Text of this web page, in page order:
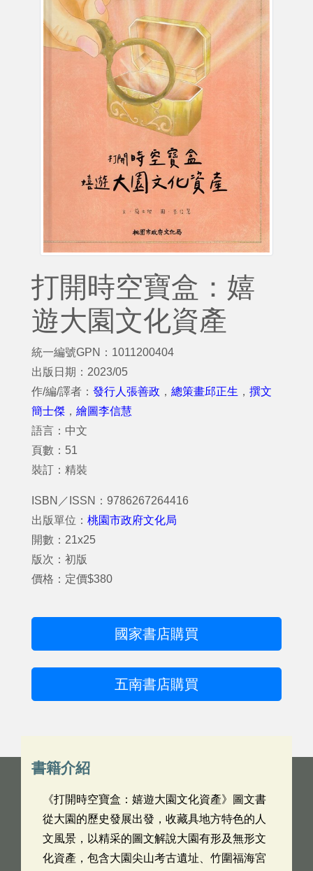
打開時空寶盒：嬉
遊大園文化資產
統一編號GPN：1011200404
出版日期：2023/05
作/編/譯者： 發行人張善政 ， 總策畫邱正生 ， 撰文
簡士傑 ， 繪圖李信慧
語言：中文
頁數：51
裝訂：精裝
ISBN／ISSN：9786267264416
出版單位： 桃園市政府文化局
開數：21x25
版次：初版
價格：定價$380
國家書店購買
五南書店購買
書籍介紹
《打開時空寶盒：嬉遊大園文化資產》圖文書
從大園的歷史發展出發，收藏具地方特色的人
文風景，以精采的圖文解說大園有形及無形文
化資產，包含大園尖山考古遺址、竹圍福海宮